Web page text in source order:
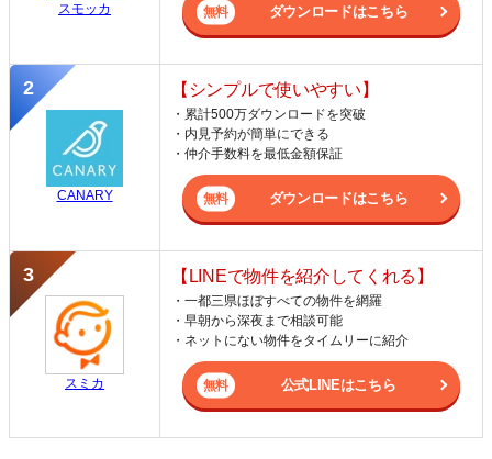
スモッカ ダウンロードはこちら
CANARY
【シンプルで使いやすい】
・累計500万ダウンロードを突破
・内見予約が簡単にできる
・仲介手数料を最低金額保証
ダウンロードはこちら
スミカ
【LINEで物件を紹介してくれる】
・一都三県ほぼすべての物件を網羅
・早朝から深夜まで相談可能
・ネットにない物件をタイムリーに紹介
公式LINEはこちら